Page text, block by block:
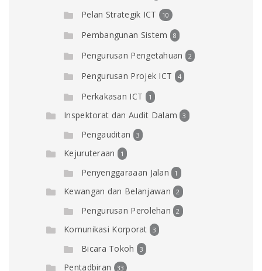
Pelan Strategik ICT 10
Pembangunan Sistem 8
Pengurusan Pengetahuan 2
Pengurusan Projek ICT 4
Perkakasan ICT 1
Inspektorat dan Audit Dalam 3
Pengauditan 3
Kejuruteraan 1
Penyenggaraaan Jalan 1
Kewangan dan Belanjawan 2
Pengurusan Perolehan 2
Komunikasi Korporat 3
Bicara Tokoh 3
Pentadbiran 33